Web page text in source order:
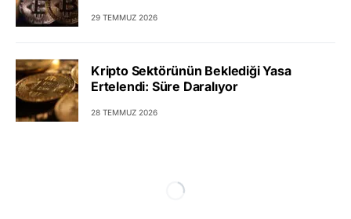
29 TEMMUZ 2026
Kripto Sektörünün Beklediği Yasa
Ertelendi: Süre Daralıyor
28 TEMMUZ 2026